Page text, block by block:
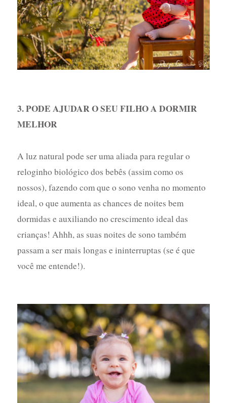
3. PODE AJUDAR O SEU FILHO A DORMIR
MELHOR
A luz natural pode ser uma aliada para regular o
reloginho biológico dos bebês (assim como os
nossos), fazendo com que o sono venha no momento
ideal, o que aumenta as chances de noites bem
dormidas e auxiliando no crescimento ideal das
crianças! Ahhh, as suas noites de sono também
passam a ser mais longas e ininterruptas (se é que
você me entende!).